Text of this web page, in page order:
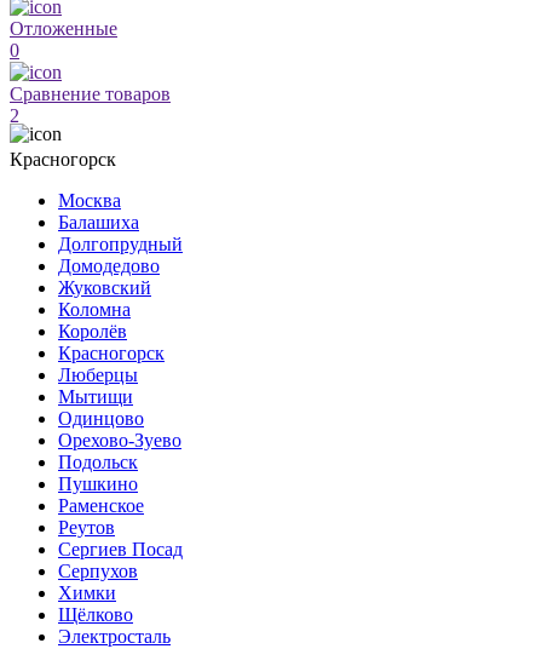
Отложенные
0
Сравнение товаров
2
Красногорск
Москва
Балашиха
Долгопрудный
Домодедово
Жуковский
Коломна
Королёв
Красногорск
Люберцы
Мытищи
Одинцово
Орехово-Зуево
Подольск
Пушкино
Раменское
Реутов
Сергиев Посад
Серпухов
Химки
Щёлково
Электросталь